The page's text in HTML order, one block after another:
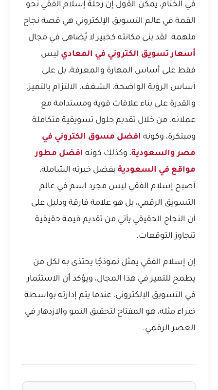
في الختام، يمكن القول إن رحلة إسلام الفقي نحو
القمة في عالم التسويق الإلكتروني هي قصة نجاح
ملهمة. لقد بنى مكانته كخبير لا يُضاهى في مجال
أسعار تسويق الكتروني في المعادي ليس
فقط على أساس المهارة والمعرفة، بل على
أساس الرؤية الواضحة، الشغف، الالتزام بالتميز،
والقدرة على بناء علاقات قوية ومستدامة مع
عملائه. من خلال تقديم حلول تسويقية متكاملة
ومبتكرة، وكونه افضل مسوق الكتروني في
مصر والسعودية، وكذلك كونه افضل مطور
مواقع في السعودية بفضل خبرته الشاملة،
أصبح إسلام الفقي ليس مجرد اسم في عالم
التسويق الرقمي، بل هو علامة فارقة ودليل على
أن النجاح الحقيقي يأتي من تقديم قيمة حقيقية
تتجاوز التوقعات.
إن إسلام الفقي يمثل نموذجًا يحتذى به لكل من
يطمح للتميز في هذا المجال، ويؤكد أن الاستثمار
في التسويق الإلكتروني، عندما يتم إدارته بواسطة
خبراء مثله، هو المفتاح لتحقيق النمو والازدهار في
العصر الرقمي.